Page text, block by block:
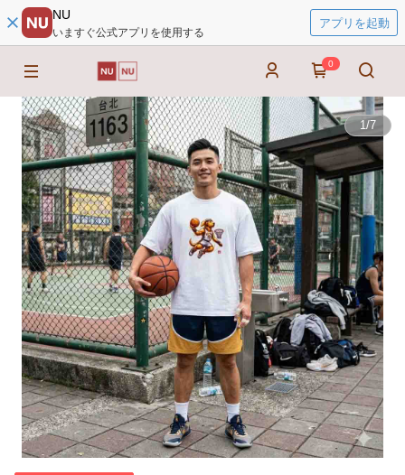
NU
いますぐ公式アプリを使用する
アプリを起動
0
1/7